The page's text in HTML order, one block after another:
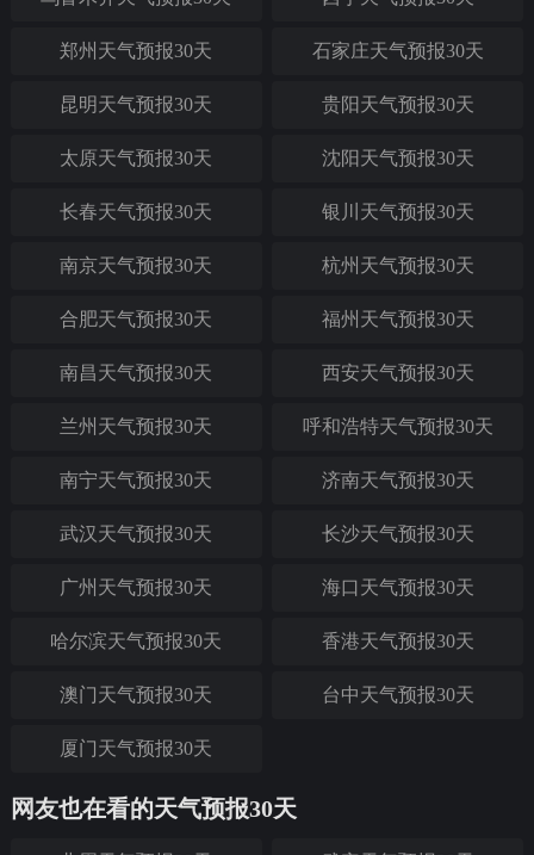
郑州天气预报30天 石家庄天气预报30天
昆明天气预报30天 贵阳天气预报30天
太原天气预报30天 沈阳天气预报30天
长春天气预报30天 银川天气预报30天
南京天气预报30天 杭州天气预报30天
合肥天气预报30天 福州天气预报30天
南昌天气预报30天 西安天气预报30天
兰州天气预报30天 呼和浩特天气预报30天
南宁天气预报30天 济南天气预报30天
武汉天气预报30天 长沙天气预报30天
广州天气预报30天 海口天气预报30天
哈尔滨天气预报30天 香港天气预报30天
澳门天气预报30天 台中天气预报30天
厦门天气预报30天
网友也在看的天气预报30天